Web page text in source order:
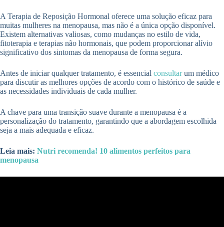
A Terapia de Reposição Hormonal oferece uma solução eficaz para
muitas mulheres na menopausa, mas não é a única opção disponível.
Existem alternativas valiosas, como mudanças no estilo de vida,
fitoterapia e terapias não hormonais, que podem proporcionar alívio
significativo dos sintomas da menopausa de forma segura.
Antes de iniciar qualquer tratamento, é essencial consultarum médico
para discutir as melhores opções de acordo com o histórico de saúde e
as necessidades individuais de cada mulher.
A chave para uma transição suave durante a menopausa é a
personalização do tratamento, garantindo que a abordagem escolhida
seja a mais adequada e eficaz.
Leia mais: Nutri recomenda! 10 alimentos perfeitos para
menopausa